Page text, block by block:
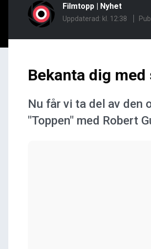
Filmtopp | Nyhet
Uppdaterad: kl. 12:38
Bekanta dig
Nu får vi ta del av den
"Toppen" med Robert